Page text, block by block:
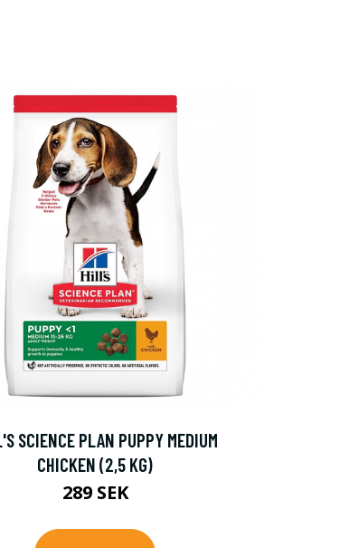
SCIENCE PLAN PUPPY MEDIUM
CHICKEN (2,5 KG)
289 SEK